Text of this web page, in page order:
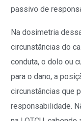
passivo de
Na dosimetria
circunstâncias do
conduta, o dolo ou
para o dano, a
circunstâncias que
responsabilidade.